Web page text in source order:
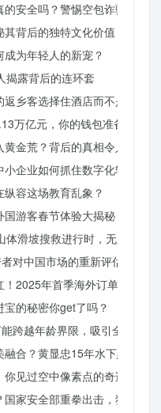
安全吗？警惕空包诈骗
背后的独特文化价值
为年轻人的新宠？
揭露背后的连环套
乡客选择住酒店而不是家里？
万亿元，你的钱包准备好了吗
金荒？背后的真相令人
企业如何抓住数字化转型的
容这场教育乱象？
游客春节体验大揭秘
体滑坡搜救进行时，无人机遥
对中国市场的重新评估？
2025年首季海外订单激增，
的秘密你get了吗？
跨越年龄界限，吸引全民观影
合？黄显忠15年水下默剧惊
见过空中像素点的奇迹吗？
家安全部重拳出击，犯罪团